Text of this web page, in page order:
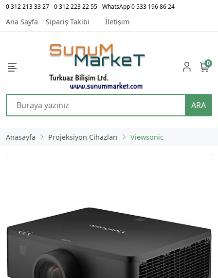
0 312 213 33 27 - 0 312 223 22 55 - WhatsApp 0 533 196 86 24
Ana Sayfa Sipariş Takibi İletişim
ARA
0
Anasayfa Projeksiyon Cihazları Viewsonic